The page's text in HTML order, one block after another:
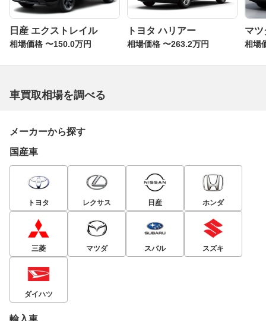
日産 エクストレイル
相場価格 〜150.0万円
トヨタ ハリアー
相場価格 〜263.2万円
マツ
相場
車買取相場を調べる
メーカーから探す
国産車
トヨタ レクサス 日産 ホンダ
三菱 マツダ スバル スズキ
ダイハツ